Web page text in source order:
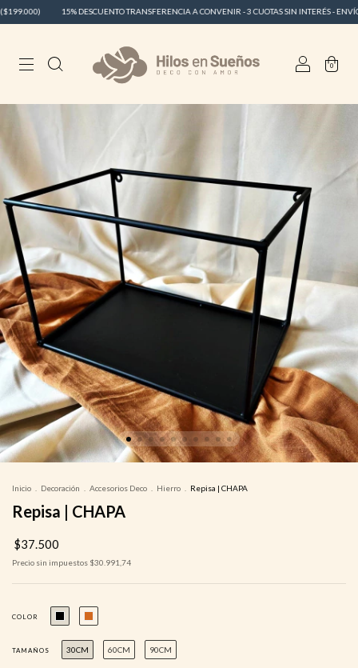
15% DESCUENTO TRANSFERENCIA A CONVENIR - 3 CUOTAS SIN INTERÉS - ENVÍO
0
Inicio Decoración Accesorios Deco Hierro Repisa | CHAPA
Repisa | CHAPA
$37.500
Precio sin impuestos $30.991,74
COLOR
TAMAÑOS 30CM 60CM 90CM